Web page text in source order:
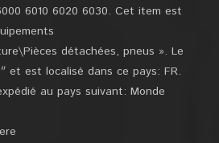
6010 6020 6030. Cet item est
détachées, pneus ». Le
et est localisé dans ce pays: FR.
au pays suivant: Monde